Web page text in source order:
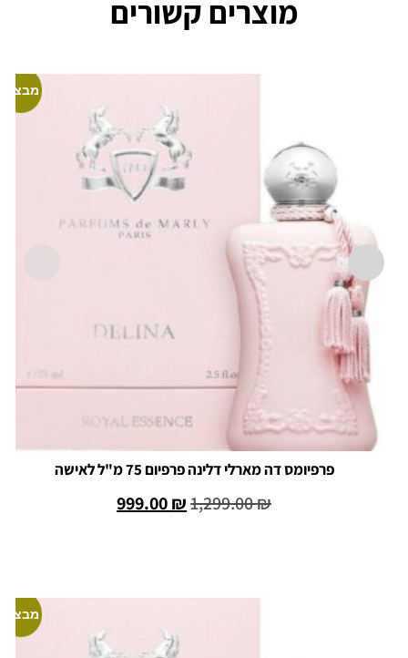
מוצרים קשורים
מבצע!
פרפיומס דה מארלי דלינה פרפיום 75 מ"ל לאישה
1,299.00₪
999.00₪
מבצע!